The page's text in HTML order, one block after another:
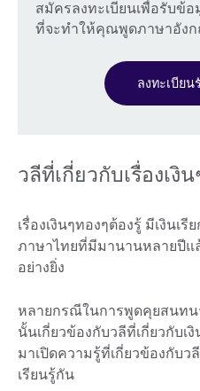
สมัครลงทะเบียนเพื่อรับข้
ที่จะทำให้คุณพูดภาษาอังก
ลงทะเบีย
วลีที่เกี่ยวกับเรื่องเงิ
เรื่องเงินๆทองๆต้องรู้ มีเงินเ
ภาษาไทยที่มีมานานหลายปีแ
อย่างยิ่ง
หลายกรณีในการพูดคุยสนทน
นั้นเกี่ยวข้องกับวลีที่เกี่ยวกับเ
มาเปิดความรู้ที่เกี่ยวข้องกับ
เรียนรู้กัน